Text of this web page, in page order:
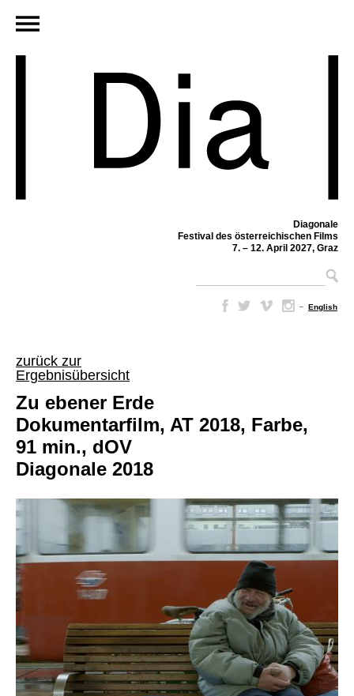
Diagonale
Festival des österreichischen Films
7. – 12. April 2027, Graz
– English
zurück zur
Ergebnisübersicht
Zu ebener Erde
Dokumentarfilm, AT 2018, Farbe,
91 min., dOV
Diagonale 2018